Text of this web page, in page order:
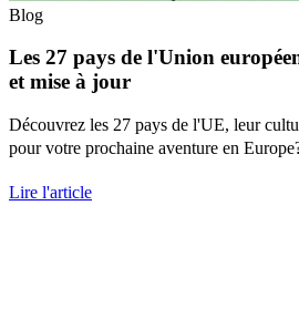
Blog
Les 27 pays de l'Union
et mise à jour
Découvrez les 27 pays de l'UE, leur
pour votre prochaine aventure en
Lire l'article